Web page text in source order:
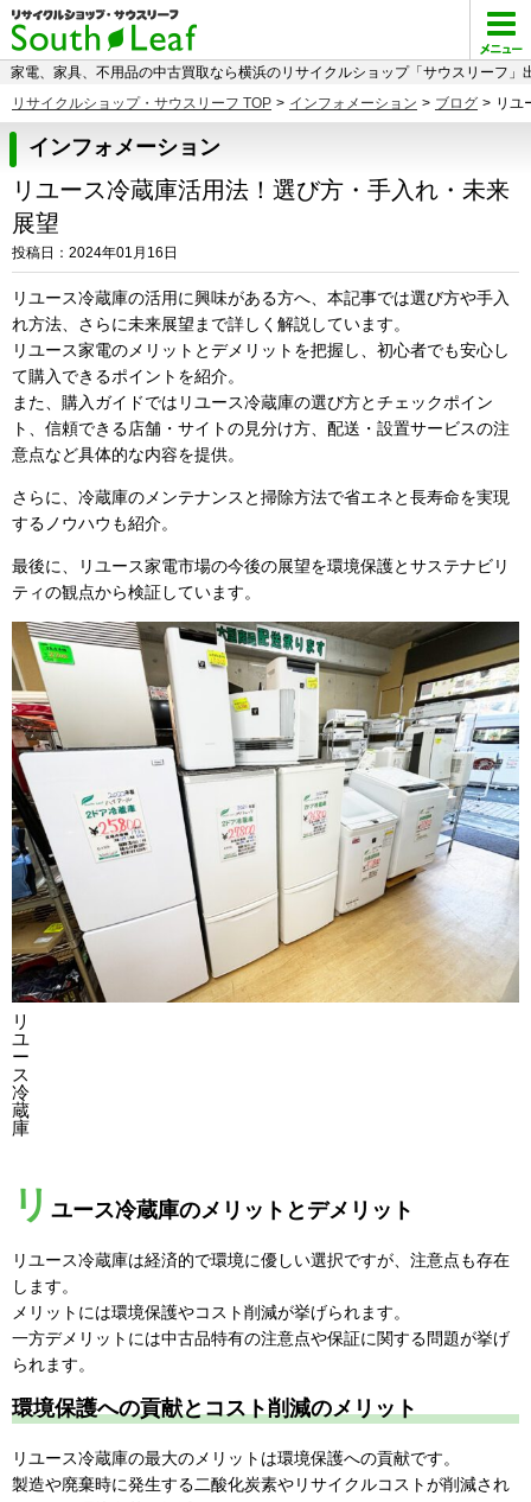
家電、家具、不用品の中古買取なら横浜のリサイクルショップ「サウスリーフ」
リサイクルショップ・サウスリーフ TOP > インフォメーション > ブログ > リユ
インフォメーション
リユース冷蔵庫活用法！選び方・手入れ・未来
展望
投稿日：2024年01月16日
リユース冷蔵庫の活用に興味がある方へ、本記事では選び方や手入
れ方法、さらに未来展望まで詳しく解説しています。
リユース家電のメリットとデメリットを把握し、初心者でも安心し
て購入できるポイントを紹介。
また、購入ガイドではリユース冷蔵庫の選び方とチェックポイン
ト、信頼できる店舗・サイトの見分け方、配送・設置サービスの注
意点など具体的な内容を提供。
さらに、冷蔵庫のメンテナンスと掃除方法で省エネと長寿命を実現
するノウハウも紹介。
最後に、リユース家電市場の今後の展望を環境保護とサステナビリ
ティの観点から検証しています。
リ
ユ
ー
ス
冷
蔵
庫
リ ユース冷蔵庫のメリットとデメリット
リユース冷蔵庫は経済的で環境に優しい選択ですが、注意点も存在
します。
メリットには環境保護やコスト削減が挙げられます。
一方デメリットには中古品特有の注意点や保証に関する問題が挙げ
られます。
環境保護への貢献とコスト削減のメリット
リユース冷蔵庫の最大のメリットは環境保護への貢献です。
製造や廃棄時に発生する二酸化炭素やリサイクルコストが削減され